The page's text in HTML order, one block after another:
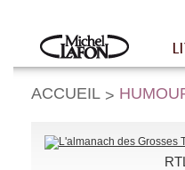
Accueil
ACCUEIL >